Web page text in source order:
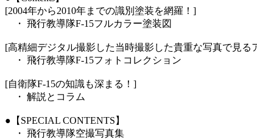
[2004年から2010年までの識別塗装を網羅！]
・ 飛行教導隊F-15フルカラー塗装図
[高精細デジタル撮影した当時撮影した貴重な写真で見る
・ 飛行教導隊F-15フォトコレクション
[自衛隊F-15の知識も深まる！]
・ 解説とコラム
●【SPECIAL CONTENTS】
・ 飛行教導隊空撮写真集